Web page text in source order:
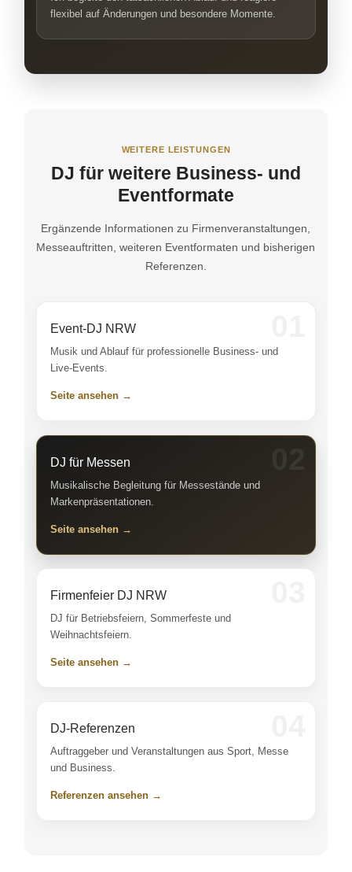
flexibel auf Änderungen und besondere Momente.
WEITERE LEISTUNGEN
DJ für weitere Business- und
Eventformate
Ergänzende Informationen zu Firmenveranstaltungen,
Messeauftritten, weiteren Eventformaten und bisherigen
Referenzen.
Event-DJ NRW
Musik und Ablauf für professionelle Business- und
Live-Events.
Seite ansehen →
DJ für Messen
Musikalische Begleitung für Messestände und
Markenpräsentationen.
Seite ansehen →
Firmenfeier DJ NRW
DJ für Betriebsfeiern, Sommerfeste und
Weihnachtsfeiern.
Seite ansehen →
DJ-Referenzen
Auftraggeber und Veranstaltungen aus Sport, Messe
und Business.
Referenzen ansehen →